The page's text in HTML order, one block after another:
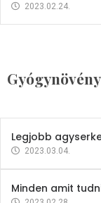
2023.02.24.
Gyógynövények
Mindent a
2023.12.21.
Legjobb
2023.03.04.
Minden amit